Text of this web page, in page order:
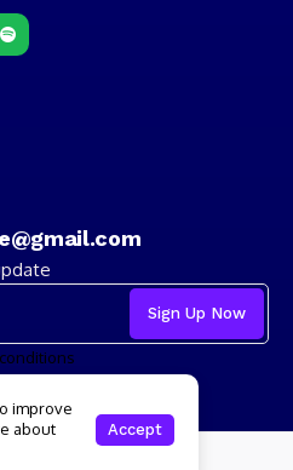
improve
about
Accept